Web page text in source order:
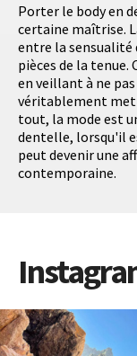
Porter le body en
certaine maîtrise.
entre la sensualité
pièces de la
en veillant à ne
véritablement
tout, la mode est
dentelle, lorsqu'il
peut devenir une
contemporaine.